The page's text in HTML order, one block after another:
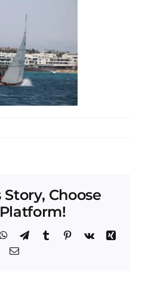
Story, Choose
WhatsApp
TelegramTumblrPinterest
Vk
Xing
Correo